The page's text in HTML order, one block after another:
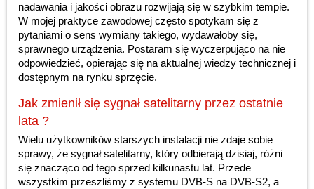
nadawania i jakości obrazu rozwijają się w szybkim tempie.
W mojej praktyce zawodowej często spotykam się z
pytaniami o sens wymiany takiego, wydawałoby się,
sprawnego urządzenia. Postaram się wyczerpująco na nie
odpowiedzieć, opierając się na aktualnej wiedzy technicznej i
dostępnym na rynku sprzęcie.
Jak zmienił się sygnał satelitarny przez ostatnie
lata ?
Wielu użytkowników starszych instalacji nie zdaje sobie
sprawy, że sygnał satelitarny, który odbierają dzisiaj, różni
się znacząco od tego sprzed kilkunastu lat. Przede
wszystkim przeszliśmy z systemu DVB-S na DVB-S2, a